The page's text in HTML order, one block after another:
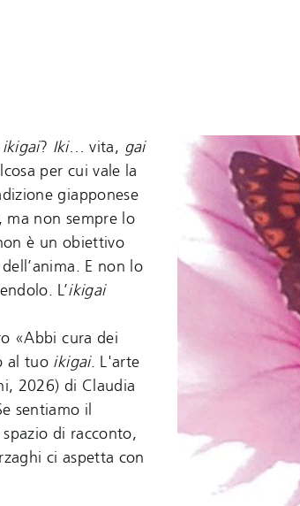
ikigai? Iki… vita, gai
per cui vale la
giapponese
ma non sempre lo
è un obiettivo
E non lo
L’ikigai
«Abbi cura dei
al tuo ikigai. L'arte
2026) di Claudia
sentiamo il
di racconto,
ci aspetta con